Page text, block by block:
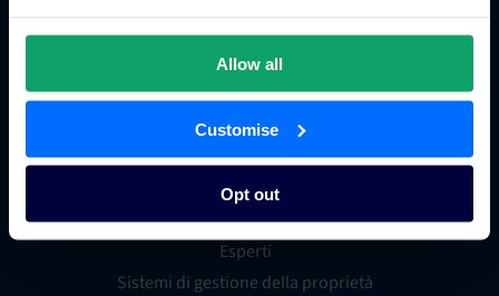
Allow all
Customise
Opt out
Sistema di distribuzione globale (GDS)
App store per hotel
Candidatura partner per le integrazioni
Esperti
Sistemi di gestione della proprietà